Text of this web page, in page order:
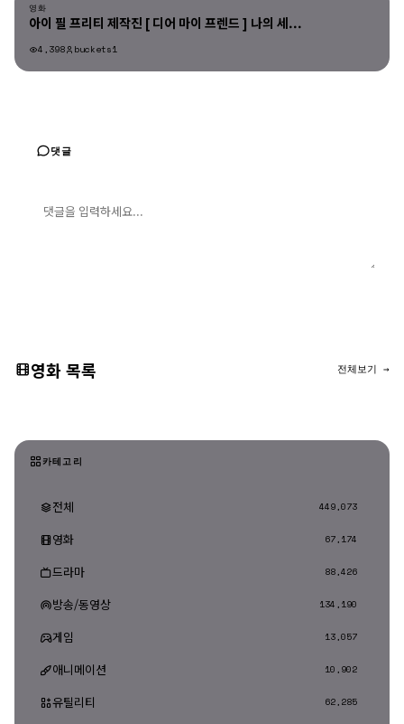
영화
아이 필 프리티 제작진 [ 디어 마이 프렌드 ] 나의 세...
4,398 buckets1
댓글
영화 목록 전체보기 →
카테고리
전체 449,073
영화 67,174
드라마 88,426
방송/동영상 134,190
게임 13,057
애니메이션 10,902
유틸리티 62,285